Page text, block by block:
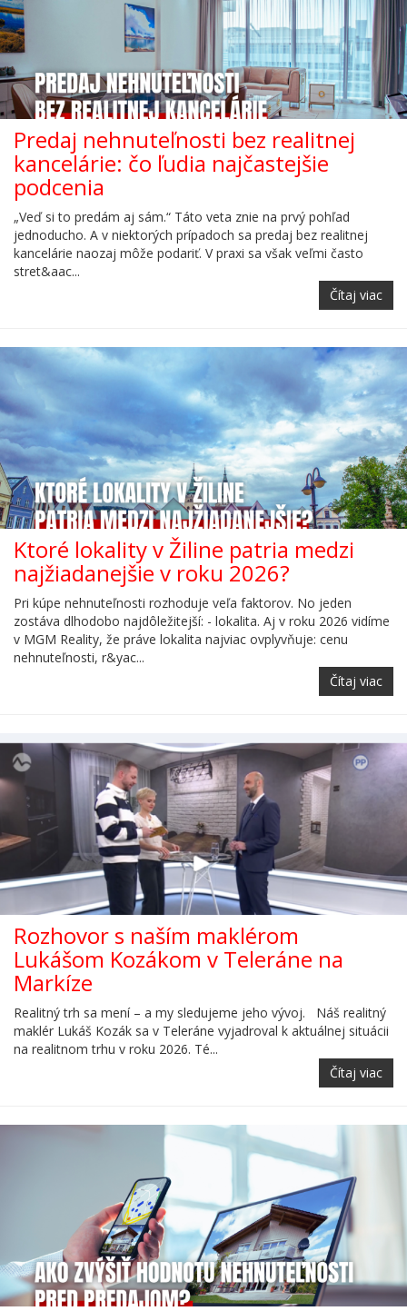
Predaj nehnuteľnosti bez realitnej
kancelárie: čo ľudia najčastejšie
podcenia
„Veď si to predám aj sám.“ Táto veta znie na prvý pohľad
jednoducho. A v niektorých prípadoch sa predaj bez realitnej
kancelárie naozaj môže podariť. V praxi sa však veľmi často
stret&aac...
Čítaj viac
Ktoré lokality v Žiline patria medzi
najžiadanejšie v roku 2026?
Pri kúpe nehnuteľnosti rozhoduje veľa faktorov. No jeden
zostáva dlhodobo najdôležitejší: - lokalita. Aj v roku 2026 vidíme
v MGM Reality, že práve lokalita najviac ovplyvňuje: cenu
nehnuteľnosti, r&yac...
Čítaj viac
Rozhovor s naším maklérom
Lukášom Kozákom v Teleráne na
Markíze
Realitný trh sa mení – a my sledujeme jeho vývoj. Náš realitný
maklér Lukáš Kozák sa v Teleráne vyjadroval k aktuálnej situácii
na realitnom trhu v roku 2026. Té...
Čítaj viac